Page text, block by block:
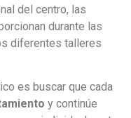
del centro, las
durante las
diferentes talleres
es buscar que cada
y continúe